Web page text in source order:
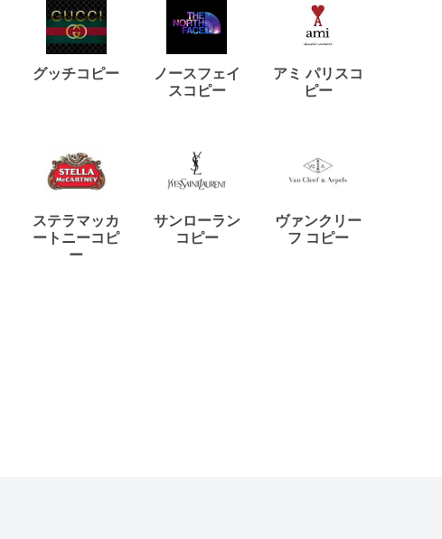
グッチコピー
ノースフェイ
スコピー
アミ パリスコ
ピー
ステラマッカ
ートニーコピ
ー
サンローラン
コピー
ヴァンクリー
フ コピー